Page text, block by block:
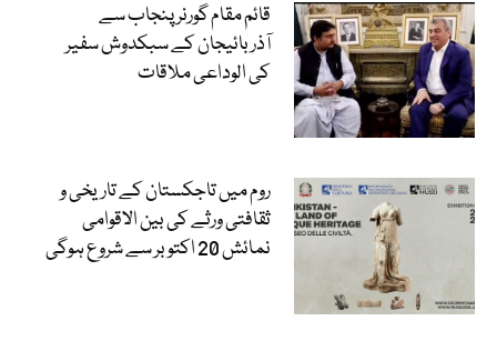
قائم مقام گورنر پنجاب سے
آذربائیجان کے سبکدوش سفیر
کی الوداعی ملاقات
روم میں تاجکستان کے تاریخی و
ثقافتی ورثے کی بین الاقوامی
نمائش 20 اکتوبر سے شروع ہوگی